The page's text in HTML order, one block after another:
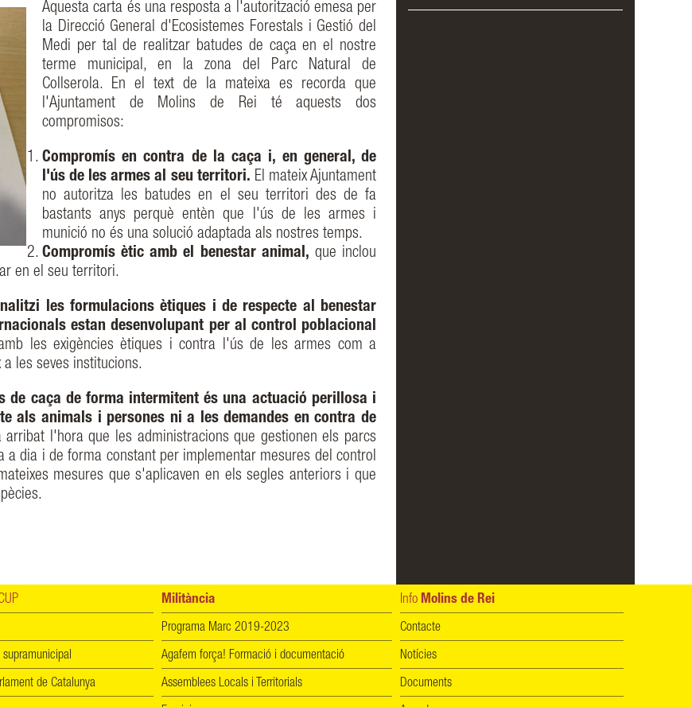
Aquesta carta és una resposta a l'autorització emesa per
la Direcció General d'Ecosistemes Forestals i Gestió del
Medi per tal de realitzar batudes de caça en el nostre
terme municipal, en la zona del Parc Natural de
Collserola. En el text de la mateixa es recorda que
l'Ajuntament de Molins de Rei té aquests dos
compromisos:
Compromís en contra de la caça i, en general, de
l'ús de les armes al seu territori. El mateix Ajuntament
no autoritza les batudes en el seu territori des de fa
bastants anys perquè entèn que l'ús de les armes i
munició no és una solució adaptada als nostres temps.
Compromís ètic amb el benestar animal, que inclou
en el seu territori.
les formulacions ètiques i de respecte al benestar
estan desenvolupant per al control poblacional
les exigències ètiques i contra l'ús de les armes com a
les seves institucions.
de caça de forma intermitent és una actuació perillosa i
als animals i persones ni a les demandes en contra de
arribat l'hora que les administracions que gestionen els parcs
dia i de forma constant per implementar mesures del control
mesures que s'aplicaven en els segles anteriors i que
de Catalunya
Militància
Programa Marc 2019-2023
Agafem força! Formació i documentació
Assemblees Locals i Territorials
Info Molins de Rei
Contacte
Notícies
Documents